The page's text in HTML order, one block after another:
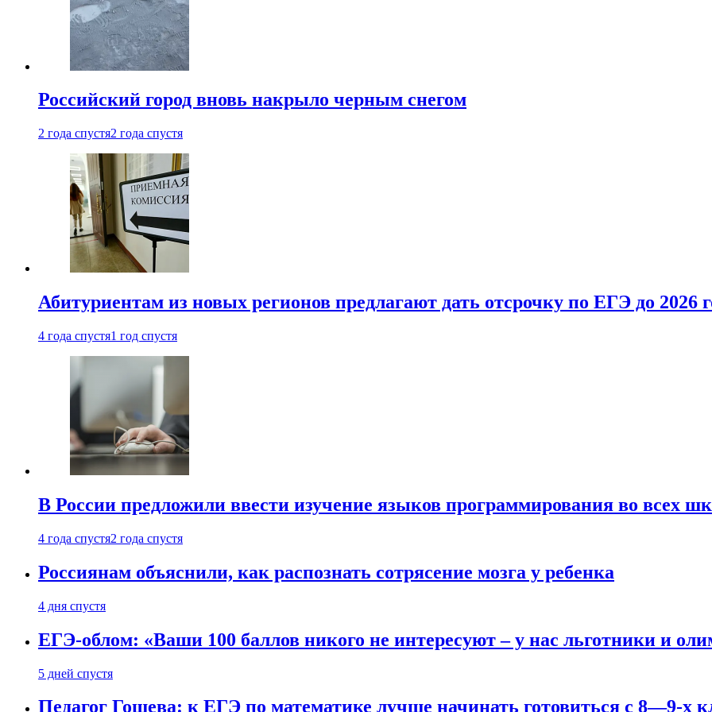
Российский город вновь накрыло черным снегом
2 года спустя2 года спустя
Абитуриентам из новых регионов предлагают дать отсрочку по ЕГЭ до 2026
4 года спустя1 год спустя
В России предложили ввести изучение языков программирования во всех
4 года спустя2 года спустя
Россиянам объяснили, как распознать сотрясение мозга у ребенка
4 дня спустя
ЕГЭ-облом: «Ваши 100 баллов никого не интересуют – у нас льготники и
5 дней спустя
Педагог Гошева: к ЕГЭ по математике лучше начинать готовиться с 8—9-х